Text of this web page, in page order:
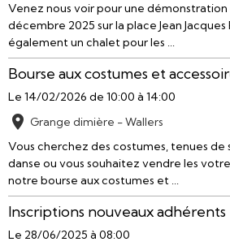
Venez nous voir pour une démonstration
décembre 2025 sur la place Jean Jacques
également un chalet pour les ...
Bourse aux costumes et
Le 14/02/2026 de 10:00 à 14:00
Grange dimière - Wallers
Vous cherchez des costumes, tenues de
danse ou vous souhaitez vendre les
notre bourse aux costumes et ...
Inscriptions nouveaux adhérents
Le 28/06/2025 à 08:00